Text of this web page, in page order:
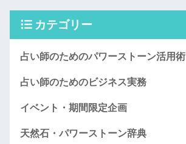
カテゴリー
占い師のためのパワーストーン活用術
占い師のためのビジネス実務
イベント・期間限定企画
天然石・パワーストーン辞典